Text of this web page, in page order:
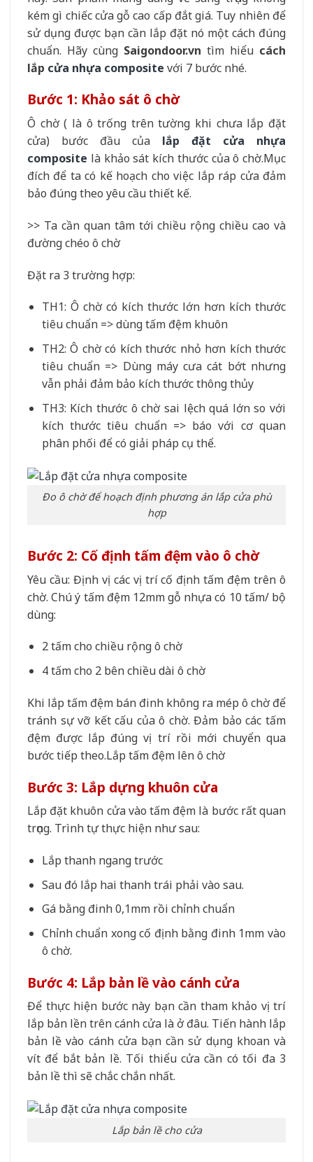
kém gì chiếc cửa gỗ cao cấp đắt giá. Tuy nhiên để
sử dụng được bạn cần lắp đặt nó một cách đúng
chuẩn. Hãy cùng Saigondoor.vn tìm hiểu cách
lắp cửa nhựa composite với 7 bước nhé.
Bước 1: Khảo sát ô chờ
Ô chờ ( là ô trống trên tường khi chưa lắp đặt
cửa) bước đầu của
lắp đặt cửa nhựa
composite là khảo sát kích thước của ô chờ.Mục
đích để ta có kế hoạch cho việc lắp ráp cửa đảm
bảo đúng theo yêu cầu thiết kế.
>> Ta cần quan tâm tới chiều rộng chiều cao và
đường chéo ô chờ
Đặt ra 3 trường hợp:
TH1: Ô chờ có kích thước lớn hơn kích thước
tiêu chuẩn => dùng tấm đệm khuôn
TH2: Ô chờ có kích thước nhỏ hơn kích thước
tiêu chuẩn => Dùng máy cưa cát bớt nhưng
vẫn phải đảm bảo kích thước thông thủy
TH3: Kích thước ô chờ sai lệch quá lớn so với
kích thước tiêu chuẩn => báo với cơ quan
phân phối để có giải pháp cụ thể.
Đo ô chờ để hoạch định phương án lắp cửa phù
hợp
Bước 2: Cố định tấm đệm vào ô chờ
Yêu cầu: Định vị các vị trí cố định tấm đệm trên ô
chờ. Chú ý tấm đệm 12mm gỗ nhựa có 10 tấm/ bộ
dùng:
2 tấm cho chiều rộng ô chờ
4 tấm cho 2 bên chiều dài ô chờ
Khi lắp tấm đệm bán đinh không ra mép ô chờ để
tránh sự vỡ kết cấu của ô chờ. Đảm bảo các tấm
đệm được lắp đúng vị trí rồi mới chuyển qua
bước tiếp theo.Lắp tấm đệm lên ô chờ
Bước 3: Lắp dựng khuôn cửa
Lắp đặt khuôn cửa vào tấm đệm là bước rất quan
trọng. Trình tự thực hiện như sau:
Lắp thanh ngang trước
Sau đó lắp hai thanh trái phải vào sau.
Gá bằng đinh 0,1mm rồi chỉnh chuẩn
Chỉnh chuẩn xong cố định bằng đinh 1mm vào
ô chờ.
Bước 4: Lắp bản lề vào cánh cửa
Để thực hiện bước này bạn cần tham khảo vị trí
lắp bản lền trên cánh cửa là ở đâu. Tiến hành lắp
bản lề vào cánh cửa bạn cần sử dụng khoan và
vít để bắt bản lề. Tối thiểu cửa cần có tối đa 3
bản lề thì sẽ chắc chắn nhất.
Lắp bản lề cho cửa